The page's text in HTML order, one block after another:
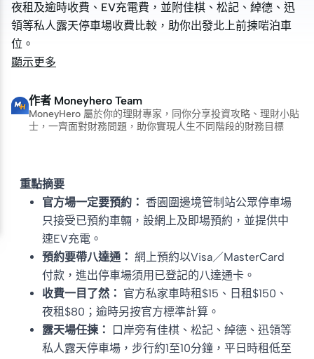
夜租及逾時收費、EV充電費，並附佳棋、松記、綽德、迅
領等私人露天停車場收費比較，助你出發北上前揀啱泊車
位。
夜租及逾時收費、EV充電費，並附佳棋、松記、綽德、迅
領等私人露天停車場收費比較，助你出發北上前揀啱泊車
位。
顯示更多
作者 Moneyhero Team
MoneyHero 屬於你的理財專家，同你分享投資攻略、理財小貼
士，一齊面對財務問題，助你實現人生不同階段的財務目標
重點摘要
官方場一定要預約： 香園圍邊境管制站公眾停車場
只接受已預約車輛，設網上及即場預約，並提供中
速EV充電。
預約要帶八達通： 網上預約以Visa／MasterCard
付款，進出停車場須用已登記的八達通卡。
收費一目了然： 官方私家車時租$15、日租$150、
夜租$80；逾時另按官方標準計算。
露天場任揀：
口岸旁有佳棋、松記、綽德、迅領等
私人露天停車場，步行約1至10分鐘，平日時租低至